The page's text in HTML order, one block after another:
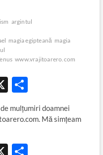
argintul
magia egipteană magia
www.vrajitoarero.com
X P
ar
ta
az
mulţumiri doamnei
Mă simţeam
X P